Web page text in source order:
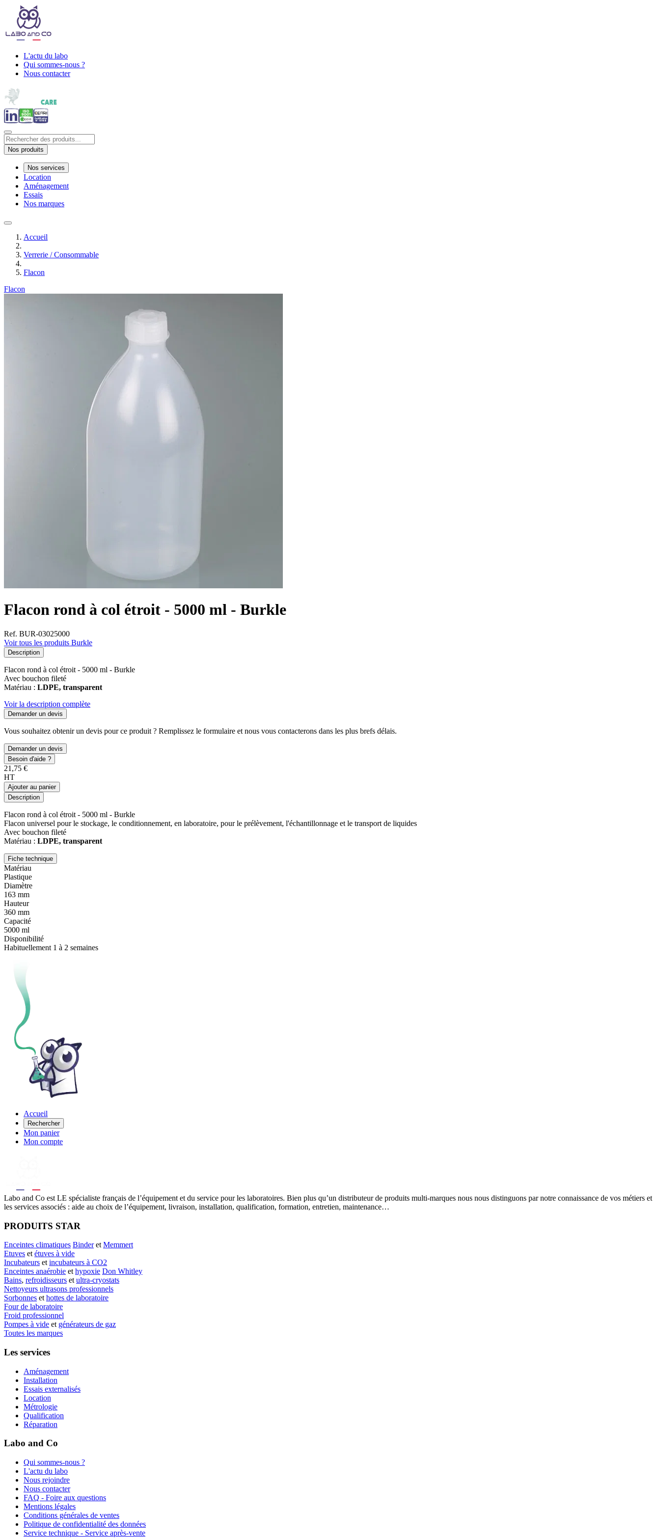
L'actu du labo
Qui sommes-nous ?
Nous contacter
Nos produits
Nos services
Location
Aménagement
Essais
Nos marques
Accueil
Verrerie / Consommable
Flacon
Flacon
Flacon rond à col étroit - 5000 ml - Burkle
Ref. BUR-03025000
Voir tous les produits Burkle
Description
Flacon rond à col étroit - 5000 ml - Burkle
Avec bouchon fileté
Matériau : LDPE, transparent
Voir la description complète
Demander un devis
Vous souhaitez obtenir un devis pour ce produit ? Remplissez le formulaire et nous vous contacterons dans les plus brefs délais.
Demander un devis
Besoin d'aide ?
21,75 €
HT
Ajouter au panier
Description
Flacon rond à col étroit - 5000 ml - Burkle
Flacon universel pour le stockage, le conditionnement, en laboratoire, pour le prélèvement, l'échantillonnage et le transport de liquides
Avec bouchon fileté
Matériau : LDPE, transparent
Fiche technique
Matériau
Plastique
Diamètre
163 mm
Hauteur
360 mm
Capacité
5000 ml
Disponibilité
Habituellement 1 à 2 semaines
Accueil
Rechercher
Mon panier
Mon compte
Labo and Co est LE spécialiste français de l’équipement et du service pour les laboratoires. Bien plus qu’un distributeur de produits multi-marques nous nous distinguons par notre connaissance de vos métiers et
les services associés : aide au choix de l’équipement, livraison, installation, qualification, formation, entretien, maintenance…
PRODUITS STAR
Enceintes climatiques Binderet Memmert
Etuves et étuves à vide
Incubateurs et incubateurs à CO2
Enceintes anaérobie et hypoxie Don Whitley
Bains, refroidisseurs et ultra-cryostats
Nettoyeurs ultrasons professionnels
Sorbonnes et hottes de laboratoire
Four de laboratoire
Froid professionnel
Pompes à vide et générateurs de gaz
Toutes les marques
Les services
Aménagement
Installation
Essais externalisés
Location
Métrologie
Qualification
Réparation
Labo and Co
Qui sommes-nous ?
L'actu du labo
Nous rejoindre
Nous contacter
FAQ - Foire aux questions
Mentions légales
Conditions générales de ventes
Politique de confidentialité des données
Service technique - Service après-vente